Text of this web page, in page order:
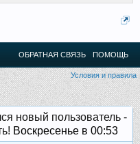
ОБРАТНАЯ СВЯЗЬ ПОМОЩЬ
Условия и правила
новый пользователь -
Воскресенье в 00:53